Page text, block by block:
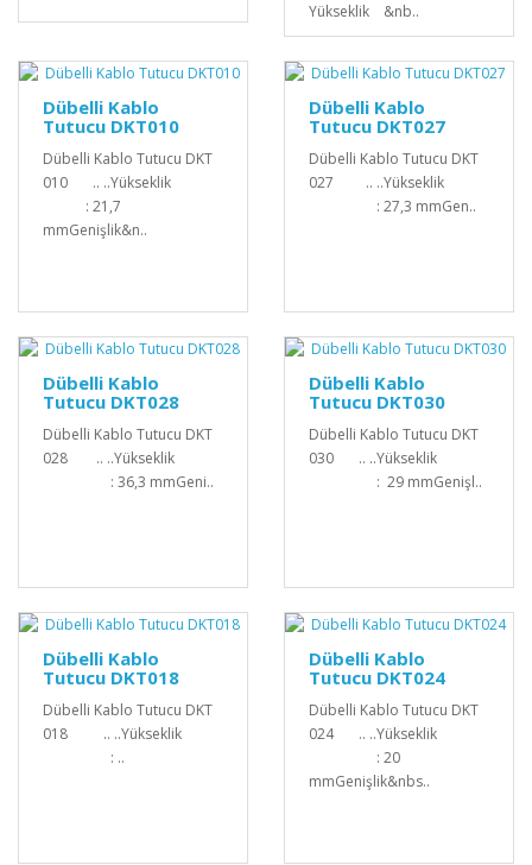
Yükseklik &nb..
Dübelli Kablo
Tutucu DKT010
Dübelli Kablo Tutucu DKT
010 .. ..Yükseklik
: 21,7
mmGenişlik&n..
Dübelli Kablo
Tutucu DKT027
Dübelli Kablo Tutucu DKT
027 .. ..Yükseklik
: 27,3 mmGen..
Dübelli Kablo
Tutucu DKT028
Dübelli Kablo Tutucu DKT
028 .. ..Yükseklik
: 36,3 mmGeni..
Dübelli Kablo
Tutucu DKT030
Dübelli Kablo Tutucu DKT
030 .. ..Yükseklik
: 29 mmGenişl..
Dübelli Kablo
Tutucu DKT018
Dübelli Kablo Tutucu DKT
018 .. ..Yükseklik
: ..
Dübelli Kablo
Tutucu DKT024
Dübelli Kablo Tutucu DKT
024 .. ..Yükseklik
: 20
mmGenişlik&nbs..